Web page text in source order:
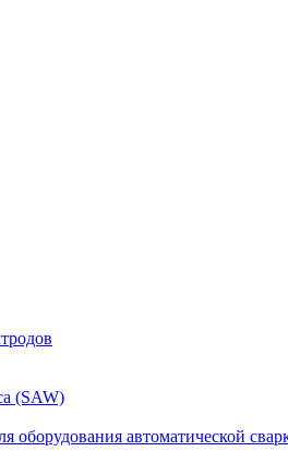
(SAW)
оборудования автоматической